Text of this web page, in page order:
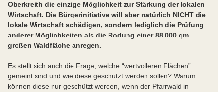
Oberkreith die einzige Möglichkeit zur Stärkung der lokalen
Wirtschaft. Die Bürgerinitiative will aber natürlich NICHT die
lokale Wirtschaft schädigen, sondern lediglich die Prüfung
anderer Möglichkeiten als die Rodung einer 88.000 qm
großen Waldfläche anregen.
Es stellt sich auch die Frage, welche “wertvolleren Flächen”
gemeint sind und wie diese geschützt werden sollen? Warum
können diese nur geschützt werden, wenn der Pfarrwald in